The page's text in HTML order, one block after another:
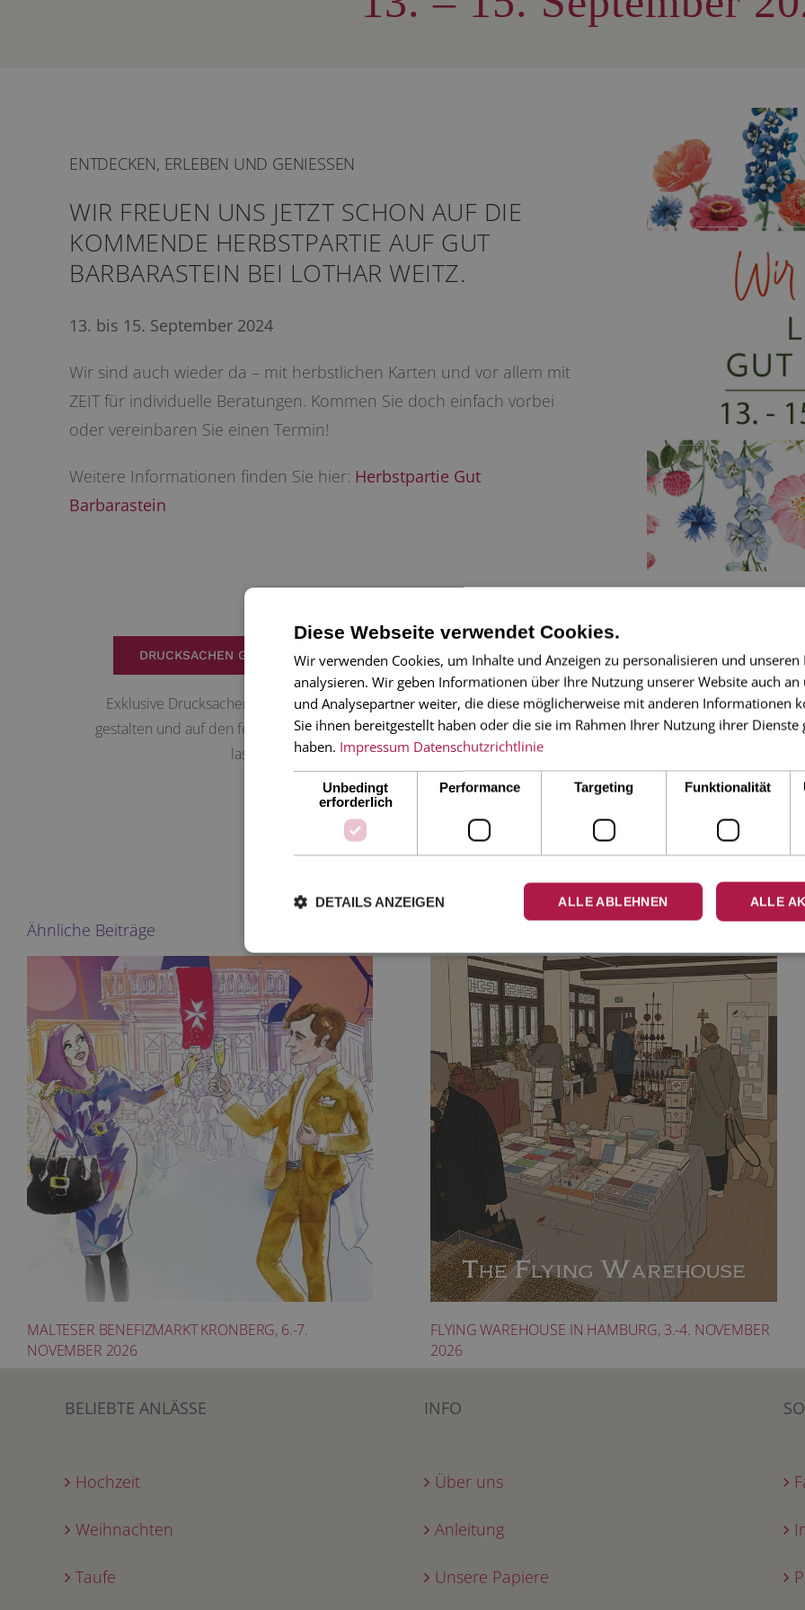
ENTDECKEN, ERLEBEN UND GENIESSEN
WIR FREUEN UNS JETZT SCHON AUF DIE
KOMMENDE HERBSTPARTIE AUF GUT
BARBARASTEIN BEI LOTHAR WEITZ.
13. bis 15. September 2024
Wir sind auch wieder da – mit herbstlichen Karten und vor allem mit
ZEIT für individuelle Beratungen. Kommen Sie doch einfach vorbei
oder vereinbaren Sie einen Termin!
Weitere Informationen finden Sie hier: Herbstpartie Gut
Barbarastein
DRUCKSACHEN GESTALTEN LASSEN
Exklusive Drucksachen von unseren Grafikern
gestalten und auf den feinsten Papieren drucken
lassen
ZUM SHOP
Grußkarten, Papeterie und
schöne Dinge einkaufen
KONTAKT
Telefonische
Premium Service
der Bestellung für
Ähnliche Beiträge
MALTESER BENEFIZMARKT KRONBERG, 6.-7.
NOVEMBER 2026
FLYING WAREHOUSE IN HAMBURG, 3.-4. NOVEMBER
2026
BELIEBTE ANLÄSSE
Hochzeit
Weihnachten
Taufe
INFO
Über uns
Anleitung
Unsere Papiere
Diese Webseite verwendet Cookies.
Wir verwenden Cookies, um Inhalte und Anzeigen zu personalisieren und
analysieren. Wir geben Informationen über Ihre Nutzung unserer Website auch an
und Analysepartner weiter, die diese möglicherweise mit anderen Informationen
Sie ihnen bereitgestellt haben oder die sie im Rahmen Ihrer Nutzung ihrer Dienste
haben. Impressum Datenschutzrichtlinie
Unbedingt
erforderlich
Performance Targeting Funktionalität
ALLE
ALLE ABLEHNEN
DETAILS ANZEIGEN